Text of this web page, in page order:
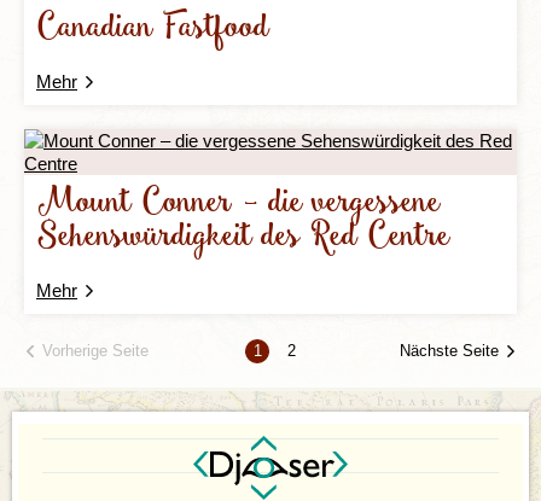
Canadian Fastfood
Mehr
Mount Conner – die vergessene
Sehenswürdigkeit des Red Centre
Mehr
Vorherige Seite 1 2 Nächste Seite